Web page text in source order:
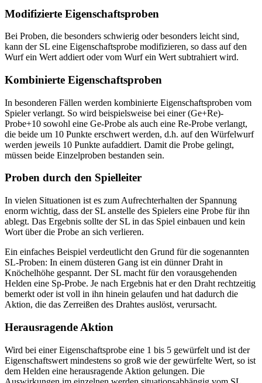
Modifizierte Eigenschaftsproben
Bei Proben, die besonders schwierig oder besonders leicht sind,
kann der SL eine Eigenschaftsprobe modifizieren, so dass auf den
Wurf ein Wert addiert oder vom Wurf ein Wert subtrahiert wird.
Kombinierte Eigenschaftsproben
In besonderen Fällen werden kombinierte Eigenschaftsproben vom
Spieler verlangt. So wird beispielsweise bei einer (Ge+Re)-
Probe+10 sowohl eine Ge-Probe als auch eine Re-Probe verlangt,
die beide um 10 Punkte erschwert werden, d.h. auf den Würfelwurf
werden jeweils 10 Punkte aufaddiert. Damit die Probe gelingt,
müssen beide Einzelproben bestanden sein.
Proben durch den Spielleiter
In vielen Situationen ist es zum Aufrechterhalten der Spannung
enorm wichtig, dass der SL anstelle des Spielers eine Probe für ihn
ablegt. Das Ergebnis sollte der SL in das Spiel einbauen und kein
Wort über die Probe an sich verlieren.
Ein einfaches Beispiel verdeutlicht den Grund für die sogenannten
SL-Proben: In einem düsteren Gang ist ein dünner Draht in
Knöchelhöhe gespannt. Der SL macht für den vorausgehenden
Helden eine Sp-Probe. Je nach Ergebnis hat er den Draht rechtzeitig
bemerkt oder ist voll in ihn hinein gelaufen und hat dadurch die
Aktion, die das Zerreißen des Drahtes auslöst, verursacht.
Herausragende Aktion
Wird bei einer Eigenschaftsprobe eine 1 bis 5 gewürfelt und ist der
Eigenschaftswert mindestens so groß wie der gewürfelte Wert, so ist
dem Helden eine herausragende Aktion gelungen. Die